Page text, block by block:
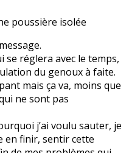
poussière isolée
se réglera avec le temps,
du genoux à faite.
mais ça va, moins que
ne sont pas
j’ai voulu sauter, je
en finir, sentir cette